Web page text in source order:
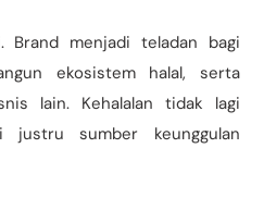
Brand menjadi teladan bagi
ekosistem halal, serta
lain. Kehalalan tidak lagi
justru sumber keunggulan